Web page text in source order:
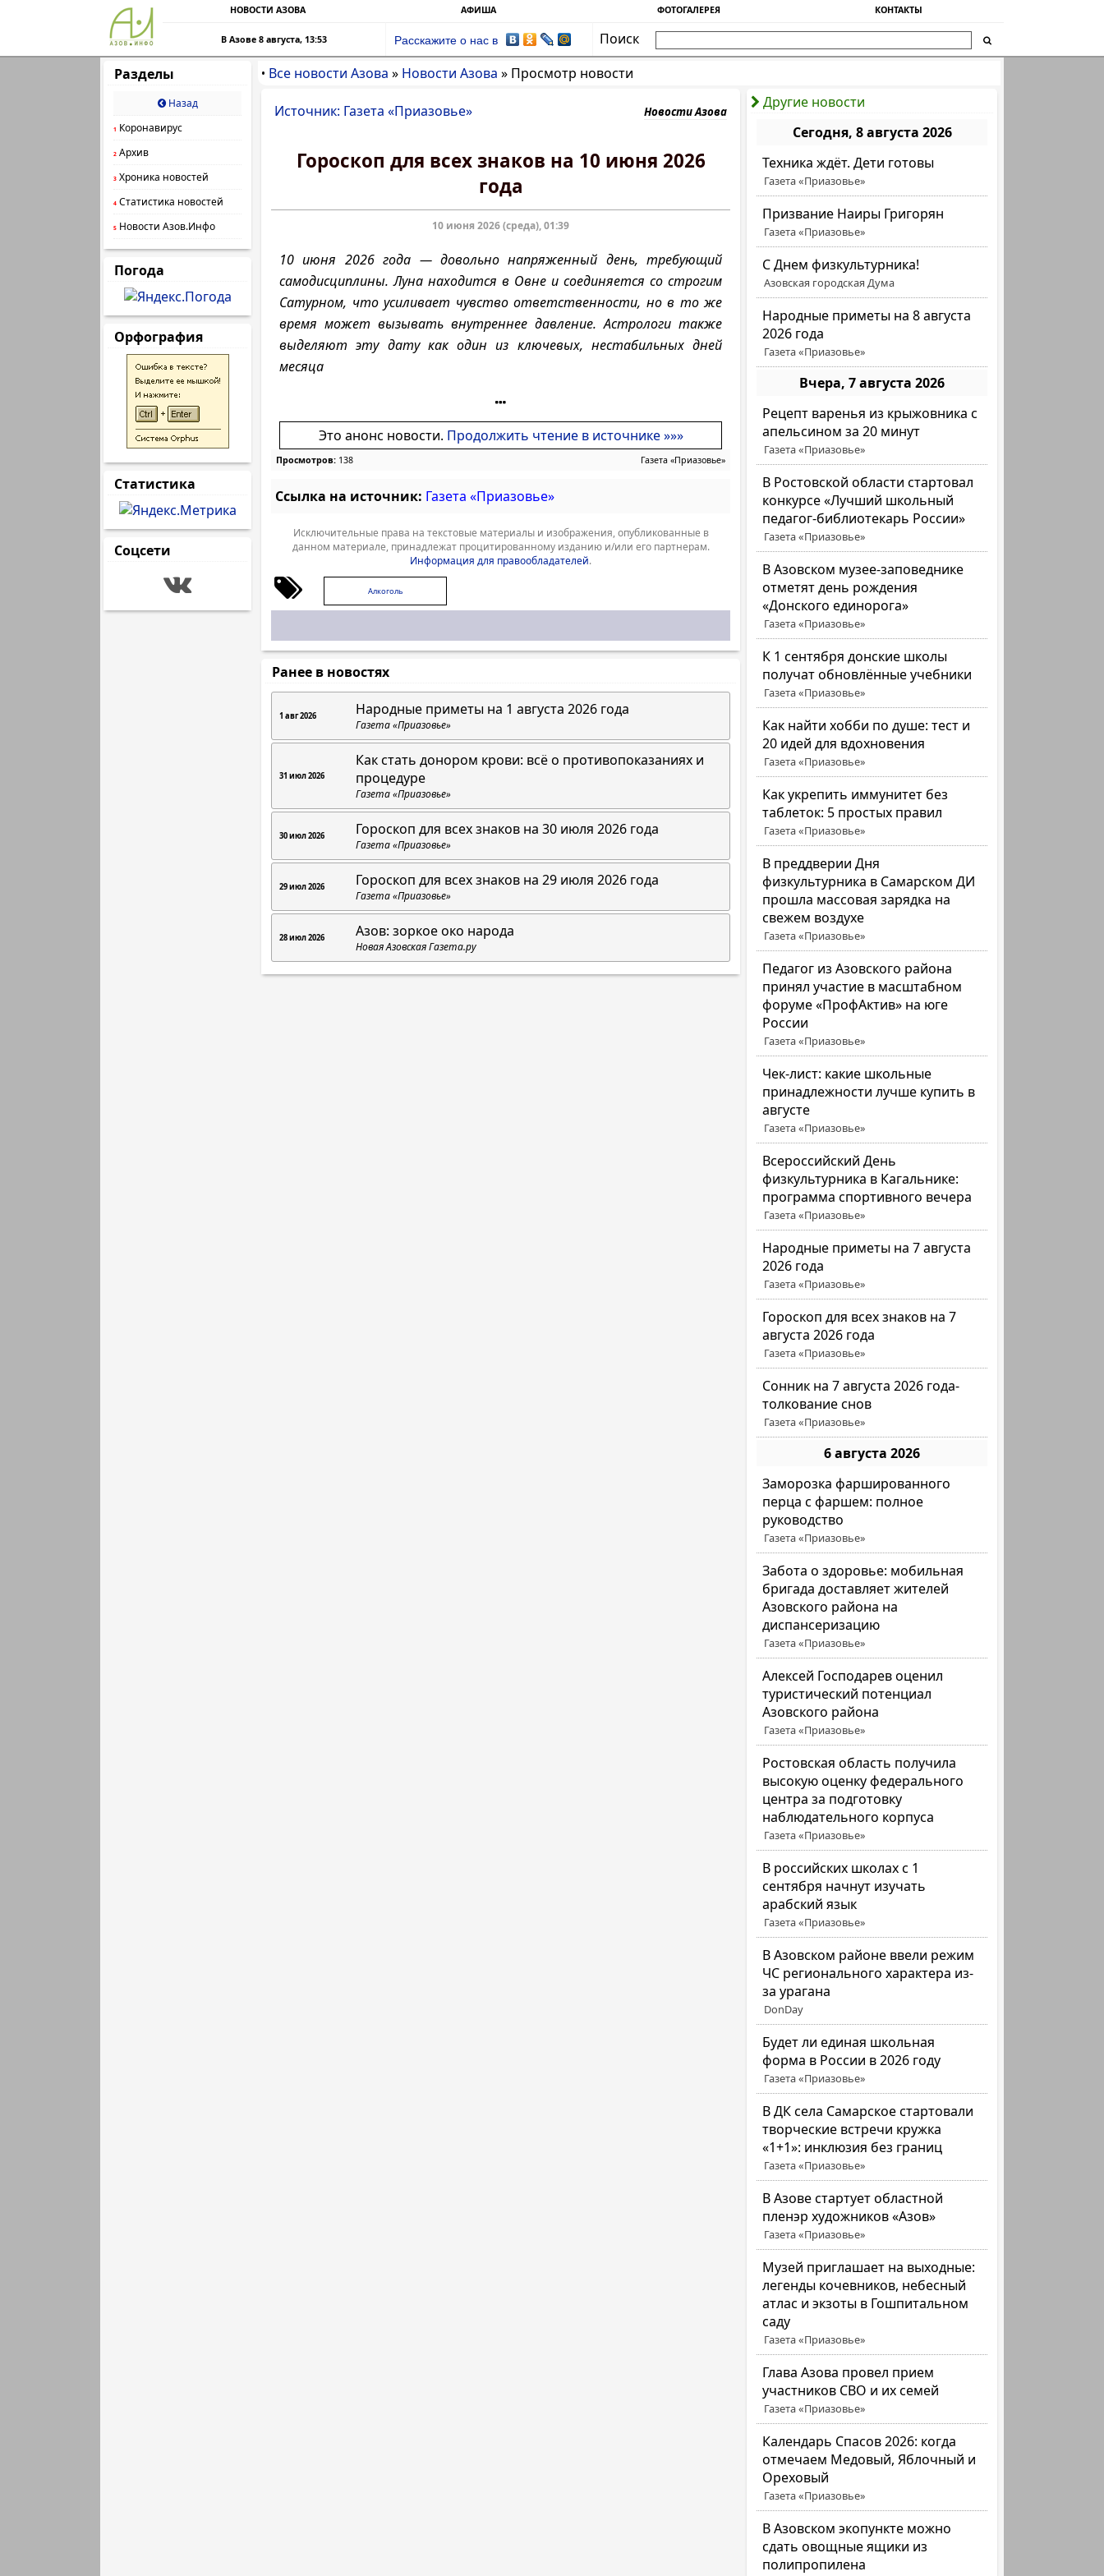
НОВОСТИ АЗОВА АФИША ФОТОГАЛЕРЕЯ КОНТАКТЫ
В Азове 8 августа, 13:53 Расскажите о нас в
Поиск
Разделы
Назад
1 Коронавирус
2 Архив
3 Хроника новостей
4 Статистика новостей
5 Новости Азов.Инфо
Погода
Орфография
Статистика
Соцсети
• Все новости Азова » Новости Азова » Просмотр новости
Другие новости
Сегодня, 8 августа 2026
Техника ждёт. Дети готовы
Газета «Приазовье»
Призвание Наиры Григорян
Газета «Приазовье»
C Днем физкультурника!
Азовская городская Дума
Народные приметы на 8 августа
2026 года
Газета «Приазовье»
Вчера, 7 августа 2026
Рецепт варенья из крыжовника с
апельсином за 20 минут
Газета «Приазовье»
В Ростовской области стартовал
конкурсе «Лучший школьный
педагог-библиотекарь России»
Газета «Приазовье»
В Азовском музее-заповеднике
отметят день рождения
«Донского единорога»
Газета «Приазовье»
К 1 сентября донские школы
получат обновлённые учебники
Газета «Приазовье»
Как найти хобби по душе: тест и
20 идей для вдохновения
Газета «Приазовье»
Как укрепить иммунитет без
таблеток: 5 простых правил
Газета «Приазовье»
В преддверии Дня
физкультурника в Самарском ДИ
прошла массовая зарядка на
свежем воздухе
Газета «Приазовье»
Педагог из Азовского района
принял участие в масштабном
форуме «ПрофАктив» на юге
России
Газета «Приазовье»
Чек-лист: какие школьные
принадлежности лучше купить в
августе
Газета «Приазовье»
Всероссийский День
физкультурника в Кагальнике:
программа спортивного вечера
Газета «Приазовье»
Народные приметы на 7 августа
2026 года
Газета «Приазовье»
Гороскоп для всех знаков на 7
августа 2026 года
Газета «Приазовье»
Сонник на 7 августа 2026 года-
толкование снов
Газета «Приазовье»
6 августа 2026
Заморозка фаршированного
перца с фаршем: полное
руководство
Газета «Приазовье»
Забота о здоровье: мобильная
бригада доставляет жителей
Азовского района на
диспансеризацию
Газета «Приазовье»
Алексей Господарев оценил
туристический потенциал
Азовского района
Газета «Приазовье»
Ростовская область получила
высокую оценку федерального
центра за подготовку
наблюдательного корпуса
Газета «Приазовье»
В российских школах с 1
сентября начнут изучать
арабский язык
Газета «Приазовье»
В Азовском районе ввели режим
ЧС регионального характера из-
за урагана
DonDay
Будет ли единая школьная
форма в России в 2026 году
Газета «Приазовье»
В ДК села Самарское стартовали
творческие встречи кружка
«1+1»: инклюзия без границ
Газета «Приазовье»
В Азове стартует областной
пленэр художников «Азов»
Газета «Приазовье»
Музей приглашает на выходные:
легенды кочевников, небесный
атлас и экзоты в Гошпитальном
саду
Газета «Приазовье»
Глава Азова провел прием
участников СВО и их семей
Газета «Приазовье»
Календарь Спасов 2026: когда
отмечаем Медовый, Яблочный и
Ореховый
Газета «Приазовье»
В Азовском экопункте можно
сдать овощные ящики из
полипропилена
Источник: Газета «Приазовье» Новости Азова
Гороскоп для всех знаков на 10 июня 2026
года
10 июня 2026 (среда), 01:39
10 июня 2026 года — довольно напряженный день, требующий
самодисциплины. Луна находится в Овне и соединяется со строгим
Сатурном, что усиливает чувство ответственности, но в то же
время может вызывать внутреннее давление. Астрологи также
выделяют эту дату как один из ключевых, нестабильных дней
месяца
Это анонс новости. Продолжить чтение в источнике »»»
Просмотров: 138 Газета «Приазовье»
Ссылка на источник: Газета «Приазовье»
Исключительные права на текстовые материалы и изображения, опубликованные в
данном материале, принадлежат процитированному изданию и/или его партнерам.
Информация для правообладателей.
Алкоголь
Ранее в новостях
1 авг 2026 Народные приметы на 1 августа 2026 года
Газета «Приазовье»
31 июл 2026
Как стать донором крови: всё о противопоказаниях и
процедуре
Газета «Приазовье»
30 июл 2026 Гороскоп для всех знаков на 30 июля 2026 года
Газета «Приазовье»
29 июл 2026 Гороскоп для всех знаков на 29 июля 2026 года
Газета «Приазовье»
28 июл 2026 Азов: зоркое око народа
Новая Азовская Газета.ру